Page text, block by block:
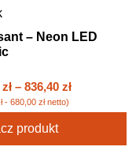
– Neon LED
zł – 836,40 zł
- 680,00 złnetto)
produkt